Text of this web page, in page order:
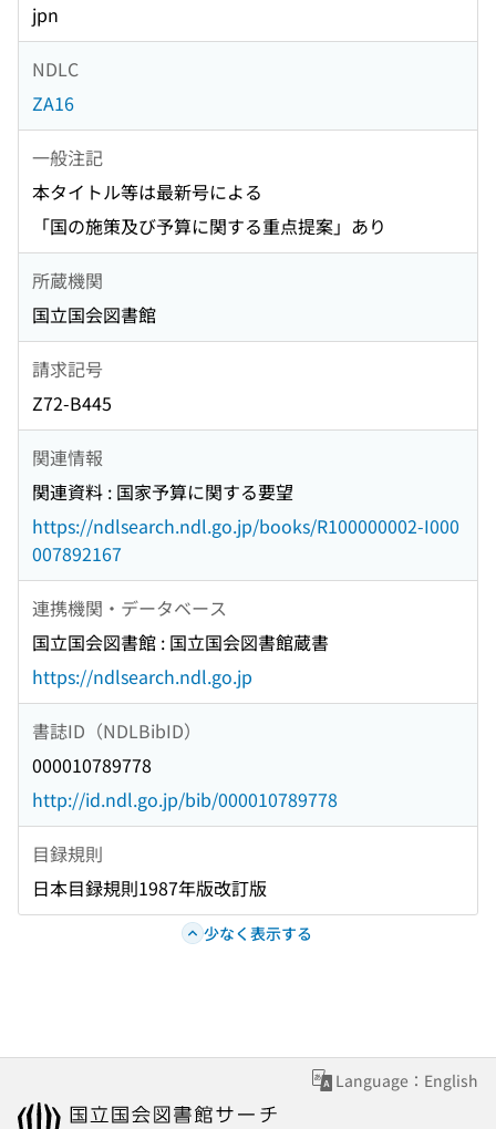
jpn
NDLC
ZA16
一般注記
本タイトル等は最新号による
「国の施策及び予算に関する重点提案」あり
所蔵機関
国立国会図書館
請求記号
Z72-B445
関連情報
関連資料 : 国家予算に関する要望
https://ndlsearch.ndl.go.jp/books/R100000002-I000
007892167
連携機関・データベース
国立国会図書館 : 国立国会図書館蔵書
https://ndlsearch.ndl.go.jp
書誌ID（NDLBibID）
000010789778
http://id.ndl.go.jp/bib/000010789778
目録規則
日本目録規則1987年版改訂版
少なく表示する
Language：English